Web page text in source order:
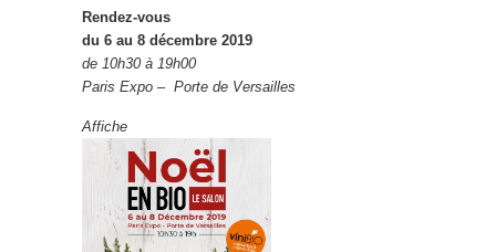
Rendez-vous
du 6 au 8 décembre 2019
de 10h30 à 19h00
Paris Expo – Porte de Versailles
Affiche